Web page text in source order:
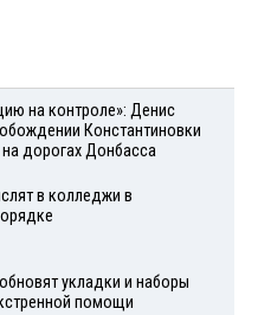
на контроле»: Денис
Константиновки
дорогах Донбасса
в колледжи в
укладки и наборы
помощи